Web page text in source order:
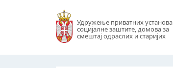
Удружење приватних установа
социјалне заштите, домова за
смештај одраслих и старијих